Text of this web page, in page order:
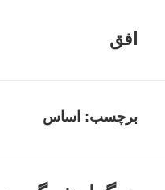
افق
برچسب: اساس